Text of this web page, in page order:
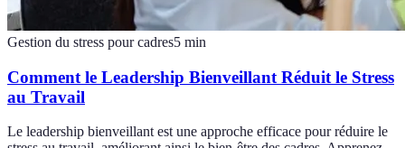
Gestion du stress pour cadres5 min
Comment le Leadership Bienveillant Réduit le Stress
au Travail
Le leadership bienveillant est une approche efficace pour réduire le